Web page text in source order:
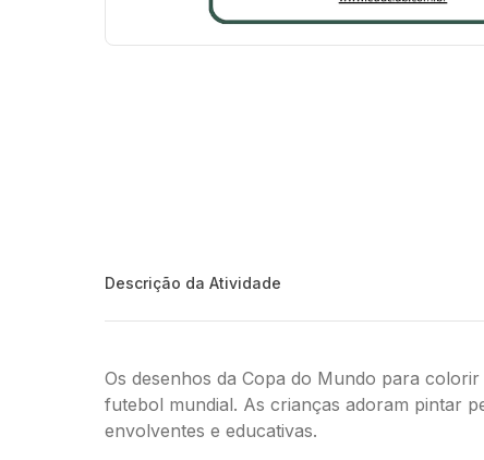
Descrição da Atividade
Os desenhos da Copa do Mundo para
futebol mundial. As crianças adoram pintar
envolventes e educativas.